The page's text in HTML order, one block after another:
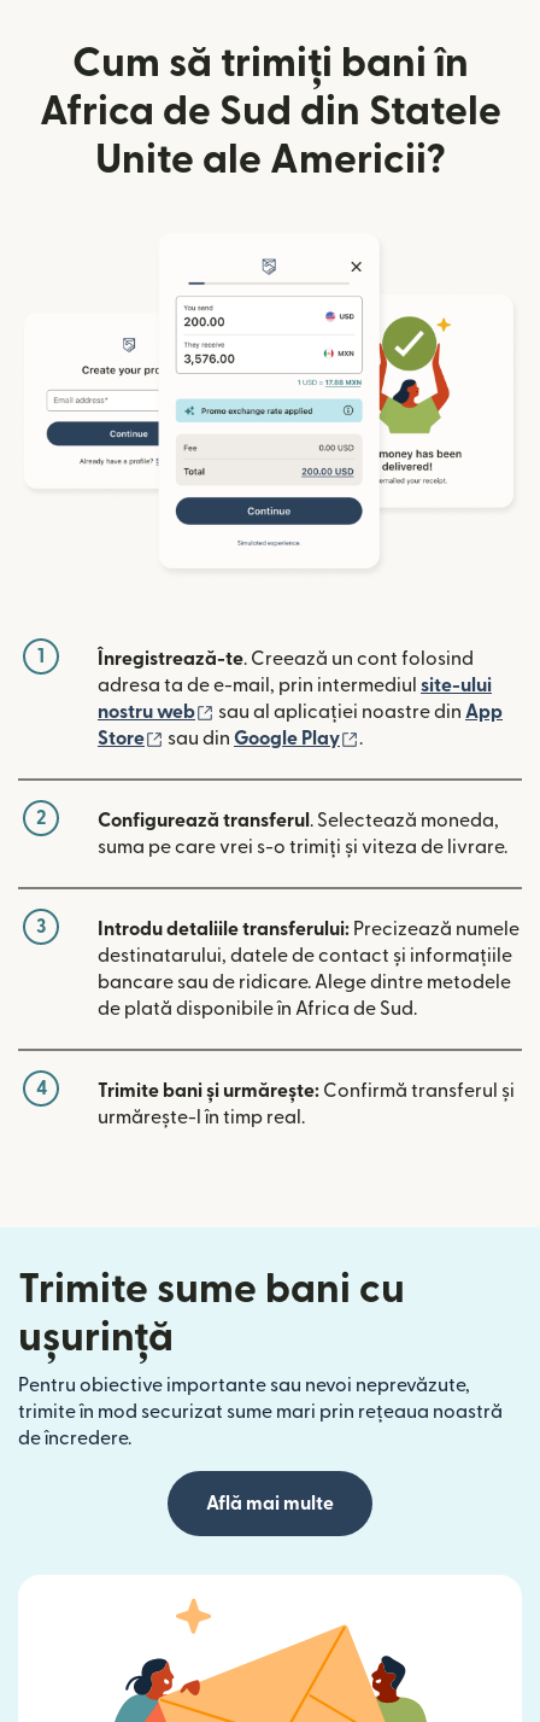
Cum să trimiți bani în
Africa de Sud din Statele
Unite ale Americii?
1 Înregistrează-te. Creează un cont folosind
adresa ta de e-mail, prin intermediul site-ului
nostru web
(se deschide într-o fereastră nouă)
sau al aplicației noastre din App
Store
(se deschide într-o fereastră nouă)
sau din Google Play (se deschide într-o
.
2 Configurează transferul . Selectează moneda,
suma pe care vrei s-o trimiți și viteza de livrare.
3 Introdu detaliile transferului: Precizează numele
destinatarului, datele de contact și informațiile
bancare sau de ridicare. Alege dintre metodele
de plată disponibile în Africa de Sud.
4 Trimite bani și urmărește: Confirmă transferul și
urmărește-l în timp real.
Trimite sume bani cu
ușurință
Pentru obiective importante sau nevoi neprevăzute,
trimite în mod securizat sume mari prin rețeaua noastră
de încredere.
Află mai multe